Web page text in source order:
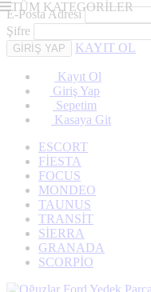
E-Posta Adresi
Şifre
KAYIT OL
Kayıt Ol
Giriş Yap
Sepetim
Kasaya Git
ESCORT
FİESTA
FOCUS
MONDEO
TAUNUS
TRANSİT
SİERRA
GRANADA
SCORPİO
TÜM KATEGORİLER